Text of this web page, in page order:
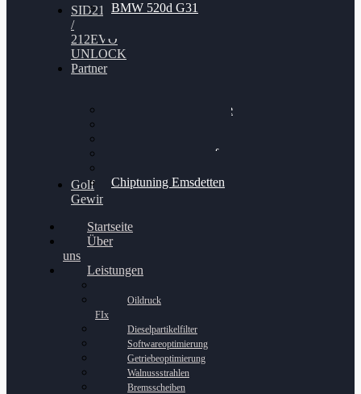
BMW 520d G31
SID212
/
212EVO
UNLOCK
Partner
Bilgenroth Performance
Chiptuning Schüttorf
Chiptuning Emsdetten
Golf
Gewinnspiel
Startseite
Über
uns
Leistungen
Oildruck
FIx
Dieselpartikelfilter
Softwareoptimierung
Getriebeoptimierung
Walnussstrahlen
Bremsscheiben